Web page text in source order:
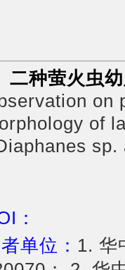
二种萤火虫
on
of
：
单位： 1. 华